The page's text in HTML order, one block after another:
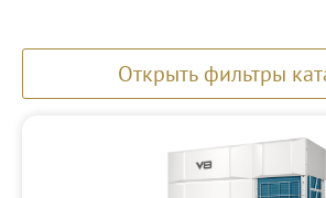
Открыть фильтры